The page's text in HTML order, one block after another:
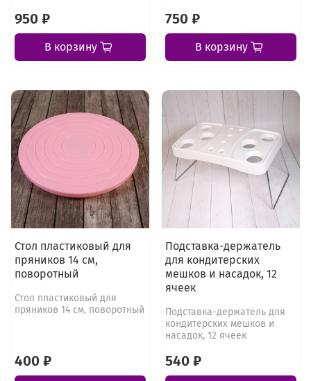
950 ₽
В корзину
750 ₽
В корзину
Стол пластиковый для
пряников 14 см,
поворотный
Стол пластиковый для
пряников 14 см, поворотный
400 ₽
Подставка-держатель
для кондитерских
мешков и насадок, 12
ячеек
Подставка-держатель для
кондитерских мешков и
насадок, 12 ячеек
540 ₽